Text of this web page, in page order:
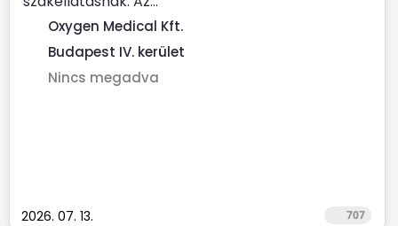
Oxygen Medical Kft.
Budapest IV. kerület
Nincs megadva
2026. 07. 13. 707